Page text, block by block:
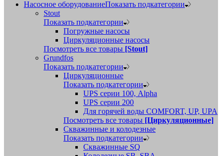
Насосное оборудованиеПоказать подкатегории
Stout
Показать подкатегории
Погружные насосы
Циркуляционные насосы
Посмотреть все товары [Stout]
Grundfos
Показать подкатегории
Циркуляционные
Показать подкатегории
UPS серии 100, Alpha
UPS серии 200
Для горячей воды COMFORT, UP, UPA
Посмотреть все товары [Циркуляционные]
Скважинные и колодезные
Показать подкатегории
Скважинные SQ